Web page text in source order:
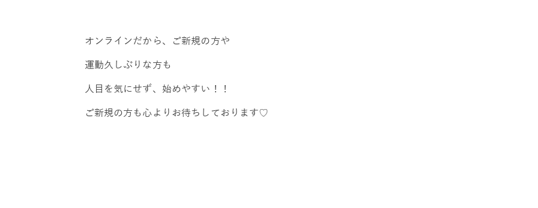
オンラインだから、ご新規の方や
運動久しぶりな方も
人目を気にせず、始めやすい！！
ご新規の方も心よりお待ちしております♡